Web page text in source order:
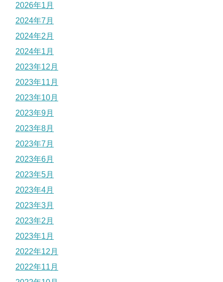
2026年1月
2024年7月
2024年2月
2024年1月
2023年12月
2023年11月
2023年10月
2023年9月
2023年8月
2023年7月
2023年6月
2023年5月
2023年4月
2023年3月
2023年2月
2023年1月
2022年12月
2022年11月